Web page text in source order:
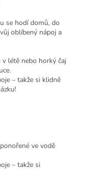
se hodí domů, do
oblíbený nápoj a
létě nebo horký čaj
– takže si klidně
ve vodě
– takže si